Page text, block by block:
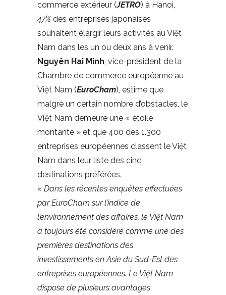
commerce extérieur (JETRO) à Hanoi,
47% des entreprises japonaises
souhaitent élargir leurs activités au Việt
Nam dans les un ou deux ans à venir.
Nguyên Hai Minh, vice-président de la
Chambre de commerce européenne au
Việt Nam (EuroCham), estime que
malgré un certain nombre d’obstacles, le
Việt Nam demeure une « étoile
montante » et que 400 des 1.300
entreprises européennes classent le Việt
Nam dans leur liste des cinq
destinations préférées.
« Dans les récentes enquêtes effectuées
par EuroCham sur l’indice de
l’environnement des affaires, le Việt Nam
a toujours été considéré comme une des
premières destinations des
investissements en Asie du Sud-Est des
entreprises européennes. Le Việt Nam
dispose de plusieurs avantages